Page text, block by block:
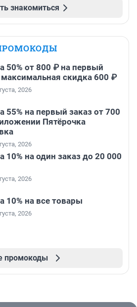
знакомиться
50% от 800 ₽ на первый
максимальная скидка 600 ₽
2026
55% на первый заказ от 700
Пятёрочка
2026
10% на один заказ до 20 000
2026
10% на все товары
2026
промокоды